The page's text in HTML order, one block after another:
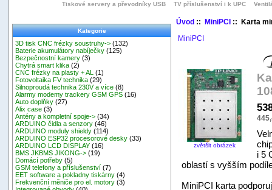
Tiskové servery a převodníky USB
TV příslušenství i k UPC
Kategorie
3D tisk CNC frézky soustruhy-> (132)
Baterie akumulátory nabíječky (125)
Bezpečnostní kamery (3)
Chytrá smart klika (2)
CNC frézky na plasty + AL
(1)
Fotovoltaika FV technika (29)
Silnoproudá technika 230V a více (8)
Alarmy modemy trackery GSM GPS (16)
Auto doplňky (27)
Alix case (3)
Antény a kompletní spoje-> (34)
ARDUINO čidla a senzory (46)
ARDUINO moduly shieldy (114)
ARDUINO ESP32 procesorové desky (33)
ARDUINO LCD DISPLAY (16)
BMS JKBMS JIKONG-> (19)
Domácí potřeby (5)
GSM telefony a příslušenství (7)
EET software a pokladny tiskárny (4)
Frekvenční měniče pro el. motory (3)
Úvod:: MiniPCI:: Karta
MiniPCI
zvětšit obrázek
i 5
oblastí s vyšším
MiniPCI karta